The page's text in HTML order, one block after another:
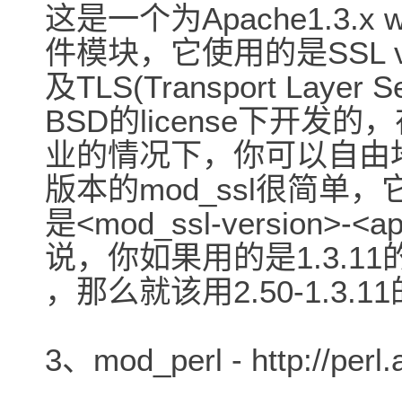
这是一个为Apache1.3.x
件模块，它使用的是SSL
及TLS(Transport Layer
BSD的license下开发的
业的情况下，你可以自
版本的mod_ssl很简单，
是<mod_ssl-version>-
说，你如果用的是1.3.11
，那么就该用2.50-
3、mod_perl - http://